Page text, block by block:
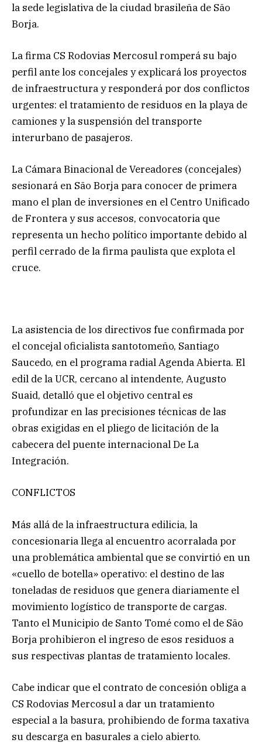
la sede legislativa de la ciudad brasileña de São
Borja.
La firma CS Rodovias Mercosul romperá su bajo
perfil ante los concejales y explicará los proyectos
de infraestructura y responderá por dos conflictos
urgentes: el tratamiento de residuos en la playa de
camiones y la suspensión del transporte
interurbano de pasajeros.
La Cámara Binacional de Vereadores (concejales)
sesionará en São Borja para conocer de primera
mano el plan de inversiones en el Centro Unificado
de Frontera y sus accesos, convocatoria que
representa un hecho político importante debido al
perfil cerrado de la firma paulista que explota el
cruce.
La asistencia de los directivos fue confirmada por
el concejal oficialista santotomeño, Santiago
Saucedo, en el programa radial Agenda Abierta. El
edil de la UCR, cercano al intendente, Augusto
Suaid, detalló que el objetivo central es
profundizar en las precisiones técnicas de las
obras exigidas en el pliego de licitación de la
cabecera del puente internacional De La
Integración.
CONFLICTOS
Más allá de la infraestructura edilicia, la
concesionaria llega al encuentro acorralada por
una problemática ambiental que se convirtió en un
«cuello de botella» operativo: el destino de las
toneladas de residuos que genera diariamente el
movimiento logístico de transporte de cargas.
Tanto el Municipio de Santo Tomé como el de São
Borja prohibieron el ingreso de esos residuos a
sus respectivas plantas de tratamiento locales.
Cabe indicar que el contrato de concesión obliga a
CS Rodovias Mercosul a dar un tratamiento
especial a la basura, prohibiendo de forma taxativa
su descarga en basurales a cielo abierto.